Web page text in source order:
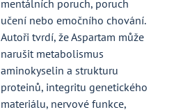
mentálních poruch, poruch
učení nebo emočního chování.
Autoři tvrdí, že Aspartam může
narušit metabolismus
aminokyselin a strukturu
proteinů, integritu genetického
materiálu, nervové funkce,